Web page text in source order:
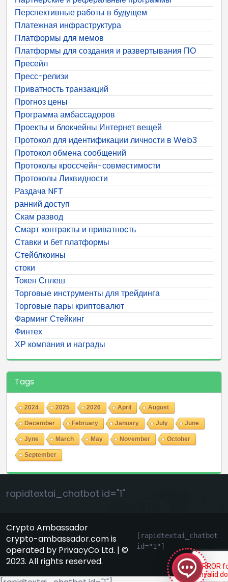
Перспективные работы в будущем
Платежная инфраструктура
Платформы для мемов
Платформы для создания и развертывания ПО
Пресейл
Пресс-релизи
Приватность транзакций
Прогноз цены
Программа амбассадоров
Проекты и блокчейны Интернет вещей
Протокол для идентификации личности в Web3
Протокол обмена сообщений
Протоколы кроссчейн-совместимости
Протоколы Ликвидности
Раздача NFT
ранний доступ
Скам развод
Смарт контракты и приватность
Ставки и бет платформы
Стейблкоины
стоки
Токен Сплеш
Торговые инструменты для трейдинга
Торговые пары криптовалют
Фарминг Стейкинг
Финтех
ХР компания и награды
Tags
2024 2025 2026 April August
December February January July June
Jyne March May November October
September
rapidtextai_chatbot id="1"
Crypto Ambassador
crypto-ambassador.com is
operated by PrivacyCo Ltd. | ©
2023. All rights reserved.
[rapidtextai_chatbot
id="1"]
GeekyBot
онлайн